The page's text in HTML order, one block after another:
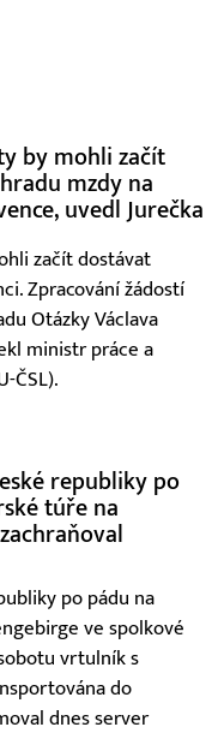
by mohli začít
mzdy na
uvedl Jurečka
začít dostávat
Zpracování žádostí
Otázky Václava
ministr práce a
ČSL).
republiky po
túře na
po pádu na
ve spolkové
vrtulník s
do
dnes server